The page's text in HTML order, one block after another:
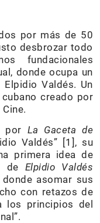
por más de 50
desbrozar todo
fundacionales
donde ocupa un
Valdés. Un
creado por
por La Gaceta de
Valdés” [1], su
primera idea de
de Elpidio Valdés
asomar sus
con retazos de
los principios del